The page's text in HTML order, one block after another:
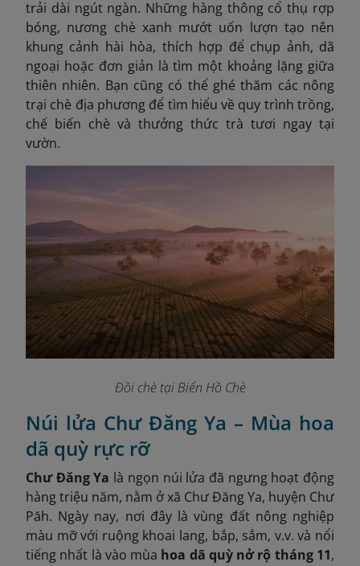
trải dài ngút ngàn. Những hàng thông cổ thụ rợp
bóng, nương chè xanh mướt uốn lượn tạo nên
khung cảnh hài hòa, thích hợp để chụp ảnh, dã
ngoại hoặc đơn giản là tìm một khoảng lặng giữa
thiên nhiên. Bạn cũng có thể ghé thăm các nông
trại chè địa phương để tìm hiểu về quy trình trồng,
chế biến chè và thưởng thức trà tươi ngay tại
vườn.
Đồi chè tại Biển Hồ Chè
Núi lửa Chư Đăng Ya – Mùa hoa
dã quỳ rực rỡ
Chư Đăng Ya là ngọn núi lửa đã ngưng hoạt động
hàng triệu năm, nằm ở xã Chư Đăng Ya, huyện Chư
Păh. Ngày nay, nơi đây là vùng đất nông nghiệp
màu mỡ với ruộng khoai lang, bắp, sắm, v.v. và nổi
tiếng nhất là vào mùa hoa dã quỳ nở rộ tháng 11,